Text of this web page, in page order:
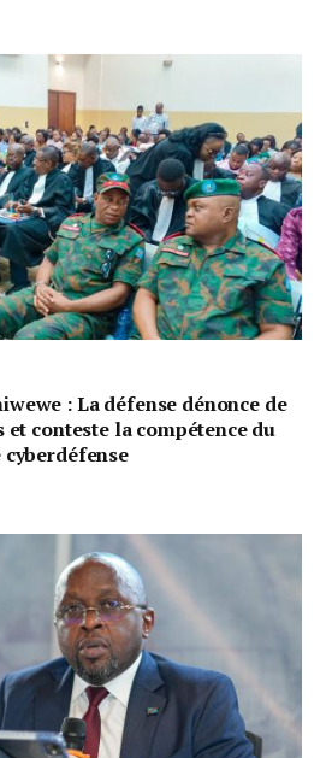
: La défense dénonce de
conteste la compétence du